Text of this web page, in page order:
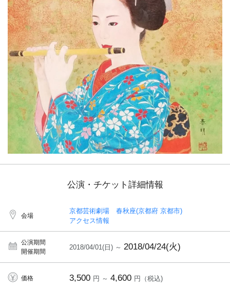
公演・チケット詳細情報
会場
京都芸術劇場 春秋座(京都府 京都市)
アクセス情報
公演期間
開催期間
2018/04/01(日) ～ 2018/04/24(火)
価格 3,500 円 ～ 4,600 円（税込)